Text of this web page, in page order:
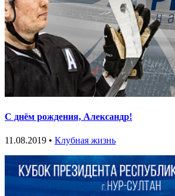
С днём рождения, Александр!
11.08.2019 • Клубная жизнь